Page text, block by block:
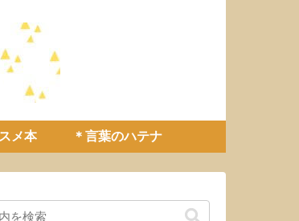
メ本 ＊言葉のハテナ